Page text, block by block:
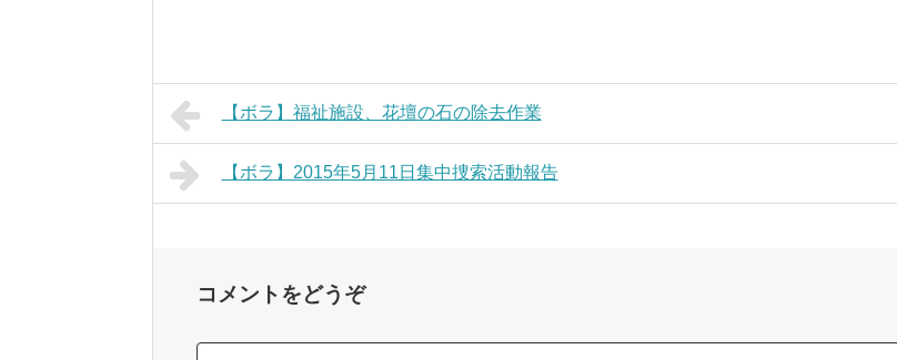
【ボラ】福祉施設、花壇の石の除去作業
【ボラ】2015年5月11日集中捜索活動報告
コメントをどうぞ